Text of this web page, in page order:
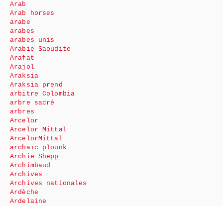
Arab
Arab horses
arabe
arabes
arabes unis
Arabie Saoudite
Arafat
Arajol
Araksia
Araksia prend
arbitre Colombia
arbre sacré
arbres
Arcelor
Arcelor Mittal
ArcelorMittal
archaïc plounk
Archie Shepp
Archimbaud
Archives
Archives nationales
Ardèche
Ardelaine